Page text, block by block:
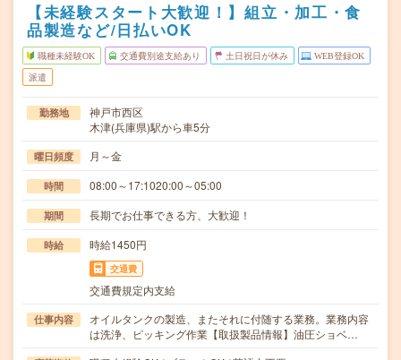
【未経験スタート大歓迎！】組立・加工・食
品製造など/日払いOK
職種未経験OK 交通費別途支給あり 土日祝日が休み WEB登録OK
派遣
勤務地
神戸市西区
木津(兵庫県)駅から車5分
曜日頻度 月～金
時間 08:00～17:1020:00～05:00
期間 長期でお仕事できる方、大歓迎！
時給 時給1450円
交通費
交通費規定内支給
仕事内容
オイルタンクの製造、またそれに付随する業務。業務内容
は洗浄、ピッキング作業【取扱製品情報】油圧ショベ…